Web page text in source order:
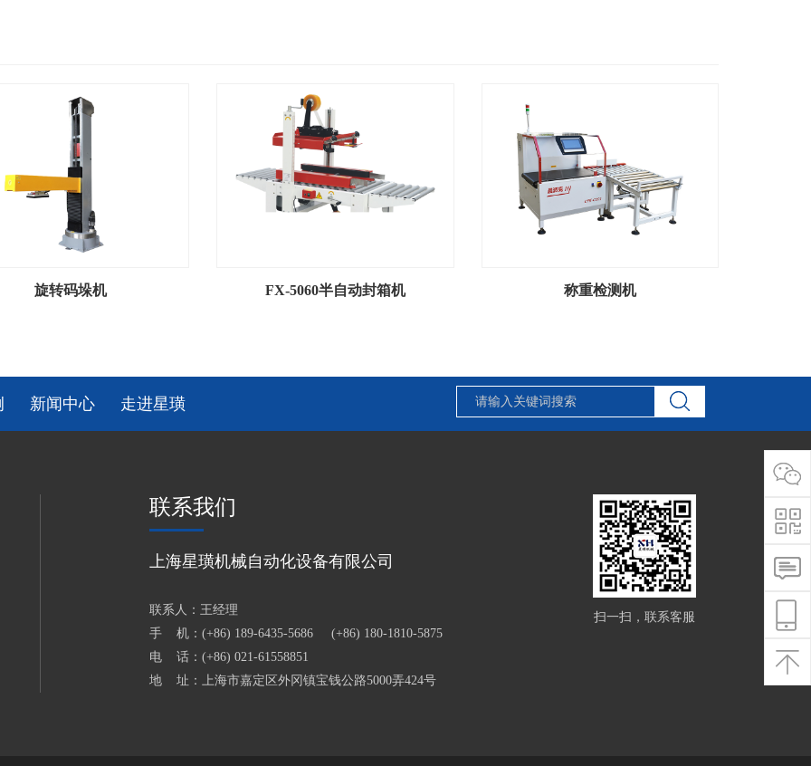
旋转码垛机 FX-5060半自动封箱机 称重检测机
新闻中心 走进星璜
联系我们
上海星璜机械自动化设备有限公司
联系人：王经理
手 机：(+86) 189-6435-5686 (+86) 180-1810-5875
电 话：(+86) 021-61558851
地 址：上海市嘉定区外冈镇宝钱公路5000弄424号
扫一扫，联系客服